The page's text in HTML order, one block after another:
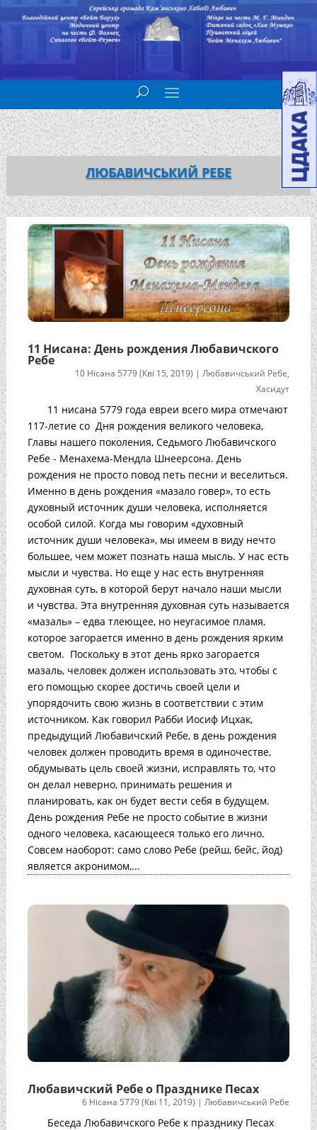
ЛЮБАВИЧСЬКИЙ РЕБЕ
11 Нисана: День рождения Любавичского
Ребе
10 Нісана 5779 (Кві 15, 2019) |Любавичський Ребе,
Хасидут
11 нисана 5779 года евреи всего мира отмечают
117-летие со Дня рождения великого человека,
Главы нашего поколения, Седьмого Любавичского
Ребе - Менахема-Мендла Шнеерсона. День
рождения не просто повод петь песни и веселиться.
Именно в день рождения «мазало говер», то есть
духовный источник души человека, исполняется
особой силой. Когда мы говорим «духовный
источник души человека», мы имеем в виду нечто
большее, чем может познать наша мысль. У нас есть
мысли и чувства. Но еще у нас есть внутренняя
духовная суть, в которой берут начало наши мысли
и чувства. Эта внутренняя духовная суть называется
«мазаль» – едва тлеющее, но неугасимое пламя,
которое загорается именно в день рождения ярким
светом. Поскольку в этот день ярко загорается
мазаль, человек должен использовать это, чтобы с
его помощью скорее достичь своей цели и
упорядочить свою жизнь в соответствии с этим
источником. Как говорил Рабби Иосиф Ицхак,
предыдущий Любавичский Ребе, в день рождения
человек должен проводить время в одиночестве,
обдумывать цель своей жизни, исправлять то, что
он делал неверно, принимать решения и
планировать, как он будет вести себя в будущем.
День рождения Ребе не просто событие в жизни
одного человека, касающееся только его лично.
Совсем наоборот: само слово Ребе (рейш, бейс, йод)
является акронимом,...
Любавичский Ребе о Празднике Песах
6 Нісана 5779 (Кві 11, 2019) |Любавичський Ребе
Беседа Любавичского Ребе к празднику Песах